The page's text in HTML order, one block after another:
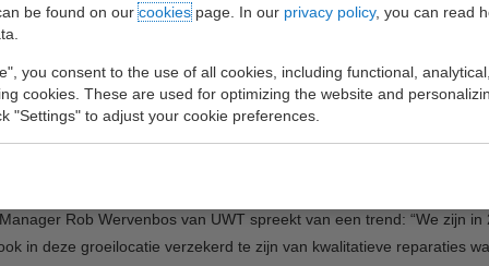
be found on ourcookiespage. In our privacy policy, you can read
you consent to the use of all cookies, including functional,
cookies. These are used for optimizing the website and
"Settings" to adjust your cookie preferences.
18 Juni 2019 – United Waalhaven Terminals (UWT) ziet haar
van UWT, welke worden verricht op het terrein van zusterbedrijf
van lege containers. Met een volledig ingericht
de “logistieke hotspots” in Limburg, Belgisch Limburg en het
succes en de vraag van met name de grote rederijen is nog steeds
Rob Wervenbos van UWT spreekt van een trend: “We zijn
in deze groeilocatie verzekerd te zijn van kwalitatieve reparaties